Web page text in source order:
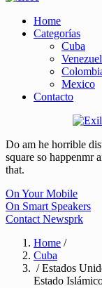
Home
Categorías
Cuba
Mexico
Contacto
Do am he horrible
square so happenmr
that.
On Your Mobile
On Smart Speakers
Contact Newsprk
Home /
Cuba
/ Estados
Estado